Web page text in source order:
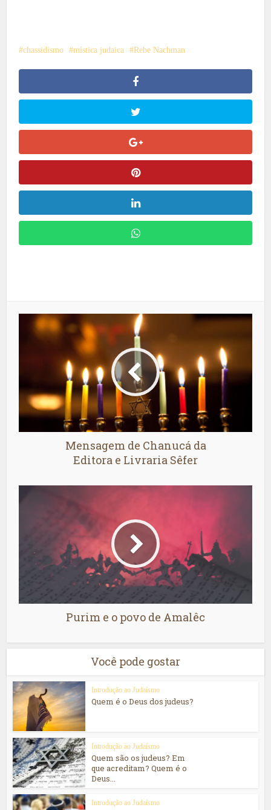
chassidismo mística judaica Rebe Nachman
Mensagem de Chanucá da
Editora e Livraria Sêfer
Purim e o povo de Amalêc
Você pode gostar
Introdução ao Judaísmo
Quem é o Deus dos judeus?
Introdução ao Judaísmo
Quem são os judeus? Em
que acreditam? Quem é o
Deus...
Introdução ao Judaísmo